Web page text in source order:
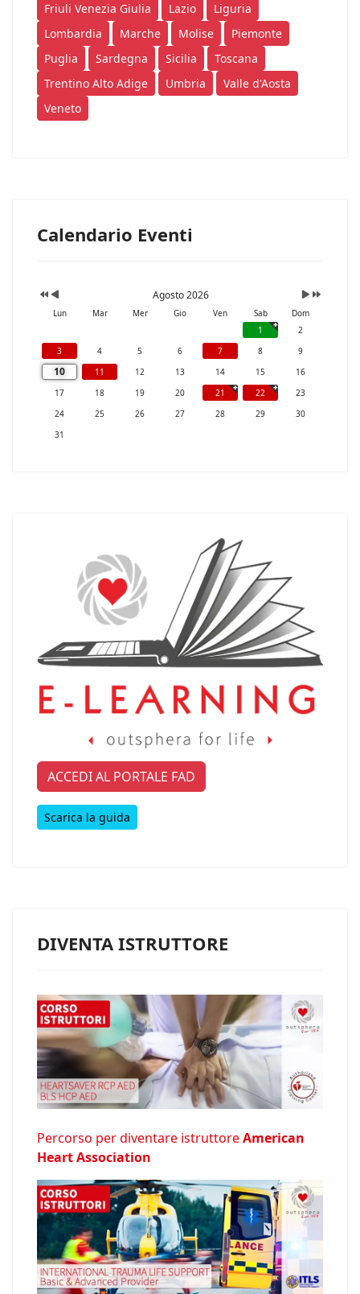
Friuli Venezia Giulia
Lazio
Liguria
Lombardia
Marche Molise
Piemonte
Puglia
Sardegna Sicilia
Toscana
Trentino Alto Adige
Umbria
Valle d'Aosta
Veneto
Calendario Eventi
Agosto 2026
Lun Mar Mer Gio Ven Sab
Dom
1
2
3
4 5 6 7 8 9
10 11 12 13 14 15
16
17
18 19 20 21 22
23
24
25 26 27 28 29
30
31
ACCEDI AL PORTALE FAD
Scarica la guida
DIVENTA ISTRUTTORE
Percorso per diventare istruttoreAmerican
Heart Association